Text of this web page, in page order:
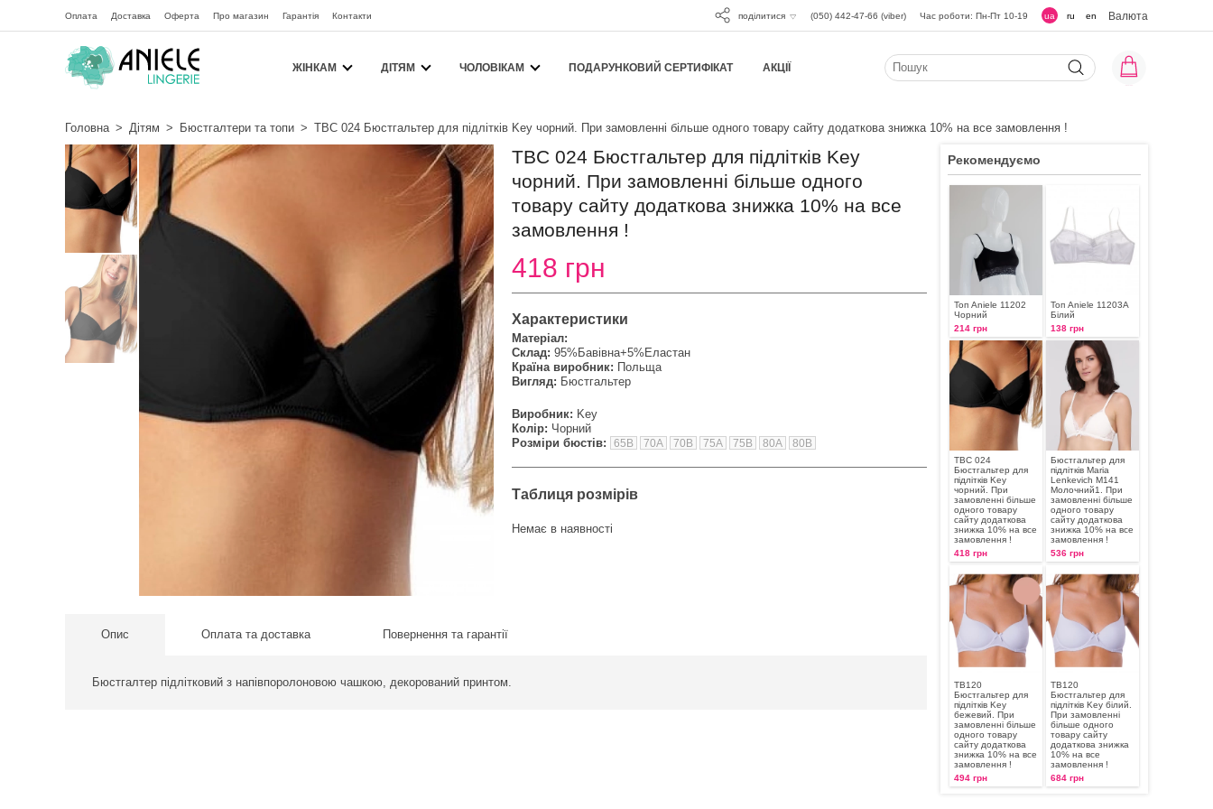
Оплата Доставка Оферта Про магазин Гарантія Контакти поділитися (050) 442-47-66 (viber) Час роботи: Пн-Пт 10-19 ua ru en Валюта
ЖІНКАМ ДІТЯМ ЧОЛОВІКАМ ПОДАРУНКОВИЙ СЕРТИФІКАТ АКЦІЇ
Головна > Дітям > Бюстгалтери та топи > TBC 024 Бюстгальтер для підлітків Key чорний. При замовленні більше одного товару сайту додаткова знижка 10% на все замовлення !
TBC 024 Бюстгальтер для підлітків Key
чорний. При замовленні більше одного
товару сайту додаткова знижка 10% на все
замовлення !
418 грн
Характеристики
Матеріал:
Склад: 95%Бавівна+5%Еластан
Країна виробник: Польща
Вигляд: Бюстгальтер
Виробник: Key
Колір: Чорний
Розміри бюстів:
65B 70A 70B 75A 75B 80A 80B
Таблиця розмірів
Немає в наявності
Опис Оплата та доставка Повернення та гарантії
Бюстгалтер підлітковий з напівпоролоновою чашкою, декорований принтом.
Рекомендуємо
Топ Aniele 11202
Чорний
214 грн
Топ Aniele 11203А
Білий
138 грн
TBC 024
Бюстгальтер для
підлітків Key
чорний. При
замовленні більше
одного товару
сайту додаткова
знижка 10% на все
замовлення !
418 грн
Бюстгальтер для
підлітків Maria
Lenkevich М141
Молочний1. При
замовленні більше
одного товару
сайту додаткова
знижка 10% на все
замовлення !
536 грн
TB120
Бюстгальтер для
підлітків Key
бежевий. При
замовленні більше
одного товару
сайту додаткова
знижка 10% на все
замовлення !
494 грн
TB120
Бюстгальтер для
підлітків Key білий.
При замовленні
більше одного
товару сайту
додаткова знижка
10% на все
замовлення !
684 грн